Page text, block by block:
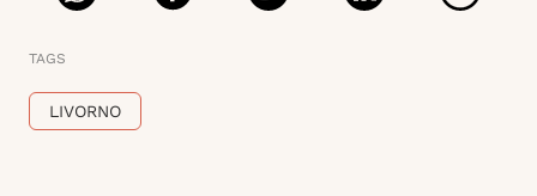
TAGS
LIVORNO